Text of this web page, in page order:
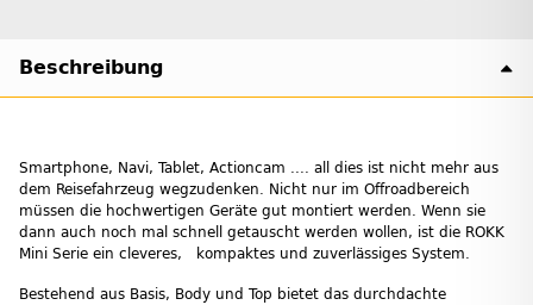
Beschreibung
Smartphone, Navi, Tablet, Actioncam .... all dies ist nicht mehr aus
dem Reisefahrzeug wegzudenken. Nicht nur im Offroadbereich
müssen die hochwertigen Geräte gut montiert werden. Wenn sie
dann auch noch mal schnell getauscht werden wollen, ist die ROKK
Mini Serie ein cleveres, kompaktes und zuverlässiges System.
Bestehend aus Basis, Body und Top bietet das durchdachte